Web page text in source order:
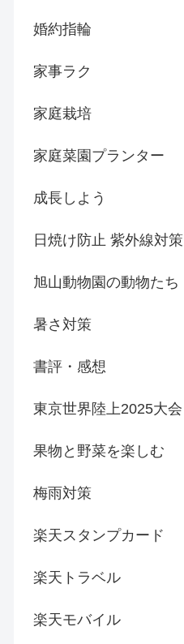
婚約指輪
家事ラク
家庭栽培
家庭菜園プランター
成長しよう
日焼け防止 紫外線対策
旭山動物園の動物たち
暑さ対策
書評・感想
東京世界陸上2025大会
果物と野菜を楽しむ
梅雨対策
楽天スタンプカード
楽天トラベル
楽天モバイル